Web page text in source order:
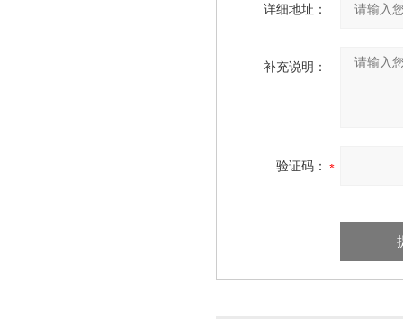
详细地址：
补充说明：
验证码：